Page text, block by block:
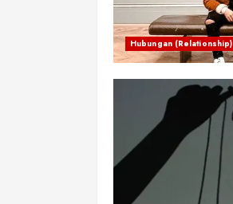
Hubungan (Relationship)